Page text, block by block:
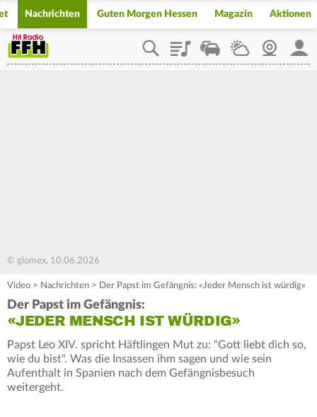
Nachrichten Guten Morgen Hessen Magazin Aktionen
PlaylistStaupilotWetterWebcam
© glomex, 10.06.2026
Video > Nachrichten > Der Papst im Gefängnis: «Jeder Mensch ist würdig»
Der Papst im Gefängnis:
«JEDER MENSCH IST WÜRDIG»
Papst Leo XIV. spricht Häftlingen Mut zu: "Gott liebt dich so,
wie du bist". Was die Insassen ihm sagen und wie sein
Aufenthalt in Spanien nach dem Gefängnisbesuch
weitergeht.